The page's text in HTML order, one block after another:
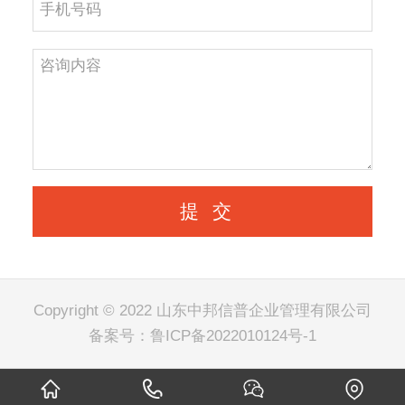
Copyright © 2022 山东中邦信普企业管理有限公司
备案号： 鲁ICP备2022010124号-1